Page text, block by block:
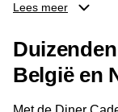
ontvanger
smaak en
alleen een diner,
Lees meer
België en